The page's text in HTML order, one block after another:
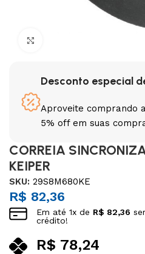
Desconto especial
Aproveite comprando
5% off em suas
CORREIA
KEIPER
SKU:29S8M680KE
R$ 82,36
Em até1x de R$ 82,36
crédito!
R$ 78,24